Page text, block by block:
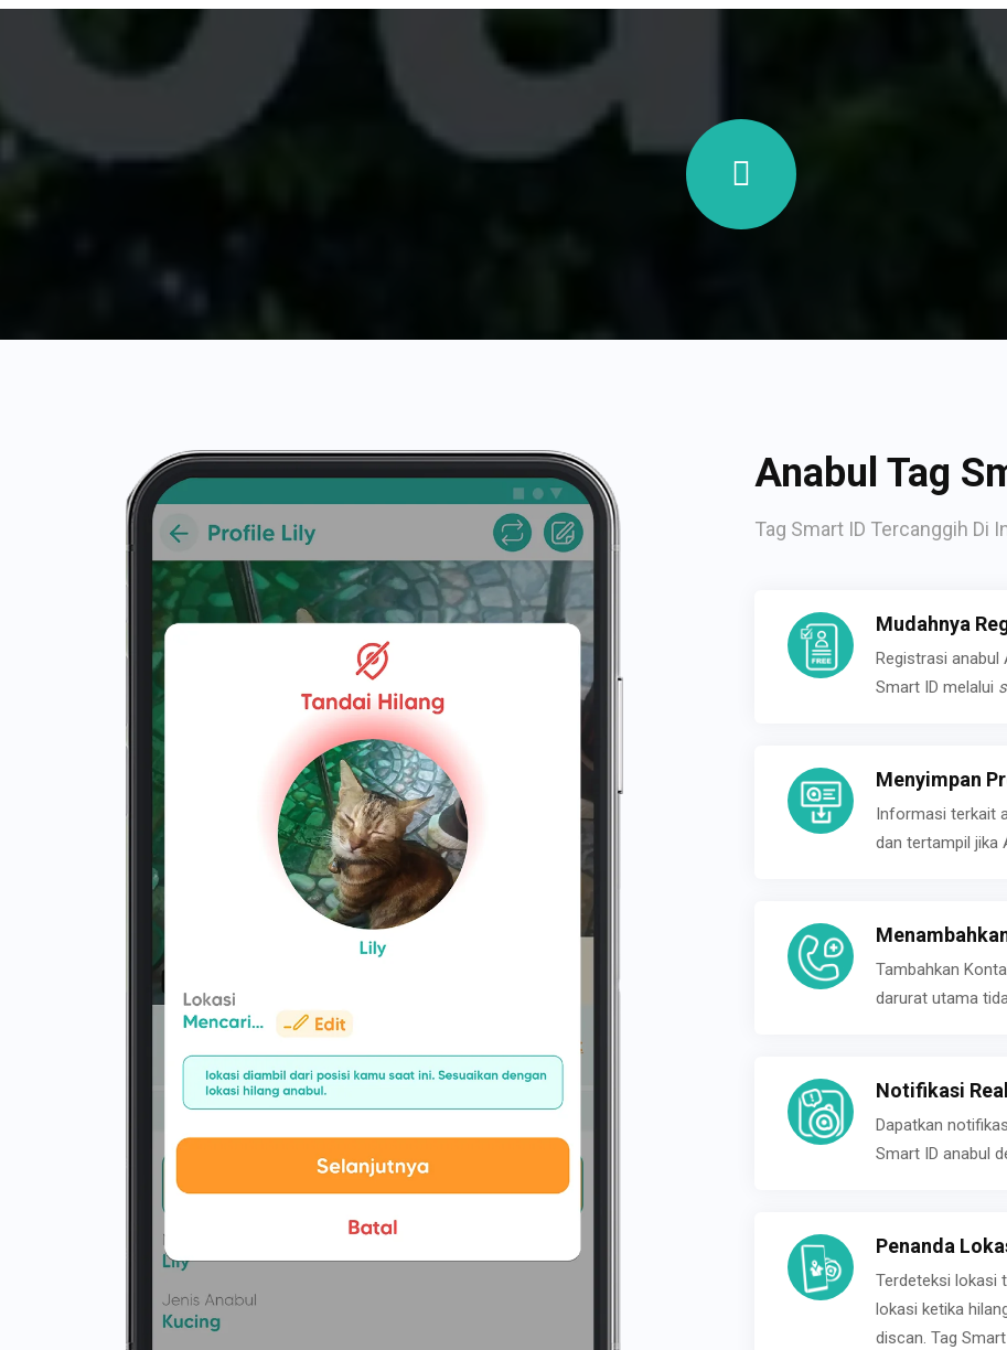
Anabul Tag
Tag Smart ID Tercanggih Di
Mudahnya
Registrasi anabul
Smart ID melalui
Menyimpan
Informasi terkait
dan tertampil jika
Tambahkan
darurat utama
Notifikasi
Dapatkan
Smart ID anabul
Penanda
Terdeteksi lokasi
lokasi ketika
discan. Tag